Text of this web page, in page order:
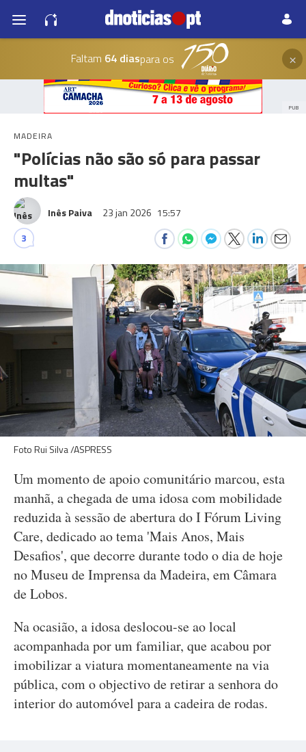
Faltam 64 diaspara os ×
PUB
MADEIRA
"Polícias não são só para passar
multas"
Inês Paiva 23 jan 2026 15:57
3
Foto Rui Silva /ASPRESS
Um momento de apoio comunitário marcou, esta
manhã, a chegada de uma idosa com mobilidade
reduzida à sessão de abertura do I Fórum Living
Care, dedicado ao tema 'Mais Anos, Mais
Desafios', que decorre durante todo o dia de hoje
no Museu de Imprensa da Madeira, em Câmara
de Lobos.
Na ocasião, a idosa deslocou-se ao local
acompanhada por um familiar, que acabou por
imobilizar a viatura momentaneamente na via
pública, com o objectivo de retirar a senhora do
interior do automóvel para a cadeira de rodas.